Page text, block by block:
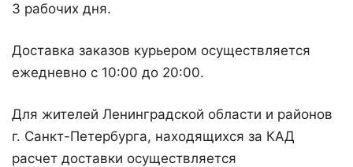
3 рабочих дня.
Доставка заказов курьером осуществляется
ежедневно с 10:00 до 20:00.
Для жителей Ленинградской области и районов
г. Санкт-Петербурга, находящихся за КАД
расчет доставки осуществляется